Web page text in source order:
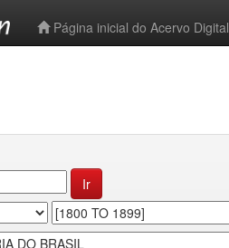
Página inicial do Acervo Digital